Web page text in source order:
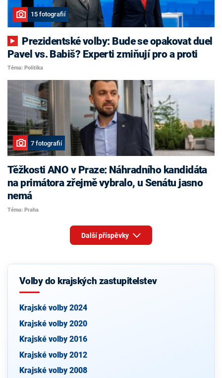
15 fotografií
Pavel vs. Babiš? Experti zmiňují pro a proti
Téma: Politika
7 fotografií
Těžkosti ANO v Praze: Náhradního kandidáta
na primátora zřejmě vybralo, u Senátu jasno
nemá
Téma: Praha
Další příspěvky
Volby do krajských zastupitelstev
Krajské volby 2024
Krajské volby 2020
Krajské volby 2016
Krajské volby 2012
Krajské volby 2008